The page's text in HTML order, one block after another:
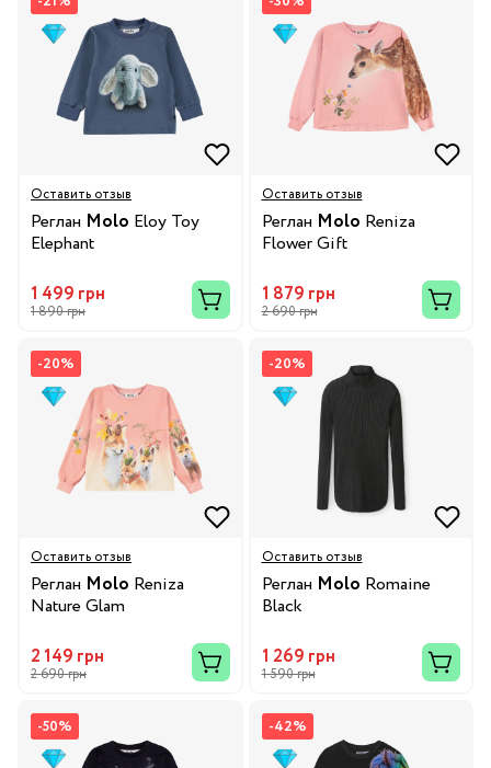
Оставить отзыв
Реглан Molo Eloy Toy
Elephant
1 499 грн
1 890 грн
Оставить отзыв
Реглан Molo Reniza
Flower Gift
1 879 грн
2 690 грн
-20%
Оставить отзыв
Реглан Molo Reniza
Nature Glam
2 149 грн
2 690 грн
-20%
Оставить отзыв
Реглан Molo Romaine
Black
1 269 грн
1 590 грн
-50% -42%